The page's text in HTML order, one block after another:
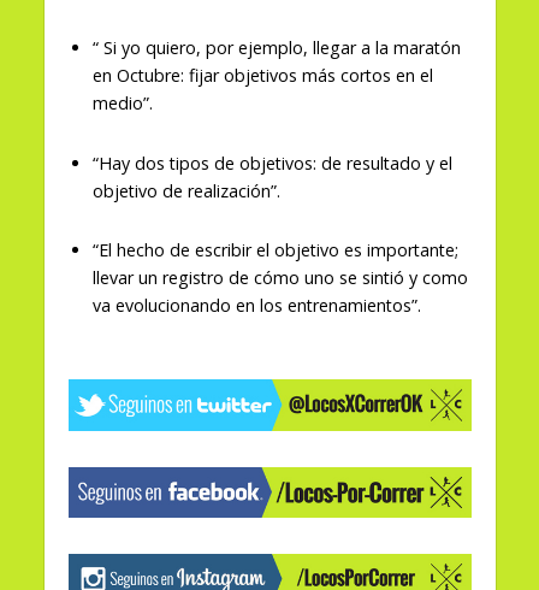
“ Si yo quiero, por ejemplo, llegar a la maratón
en Octubre: fijar objetivos más cortos en el
medio”.
“Hay dos tipos de objetivos: de resultado y el
objetivo de realización”.
“El hecho de escribir el objetivo es importante;
llevar un registro de cómo uno se sintió y como
va evolucionando en los entrenamientos”.